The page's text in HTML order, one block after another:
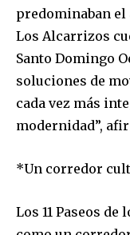
predominaban el
Los Alcarrizos
Santo Domingo
soluciones de
cada vez más
modernidad”,
*Un corredor
Los 11 Paseos